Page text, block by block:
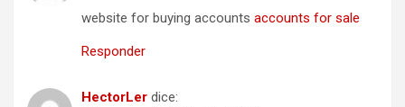
website for buying accounts accounts for sale
Responder
HectorLer dice: